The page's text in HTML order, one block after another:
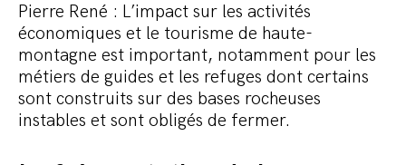
Pierre René : L’impact sur les activités
économiques et le tourisme de haute-
montagne est important, notamment pour les
métiers de guides et les refuges dont certains
sont construits sur des bases rocheuses
instables et sont obligés de fermer.